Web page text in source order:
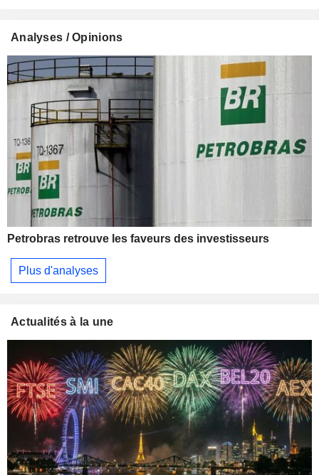
Analyses / Opinions
Petrobras retrouve les faveurs des investisseurs
Plus d'analyses
Actualités à la une